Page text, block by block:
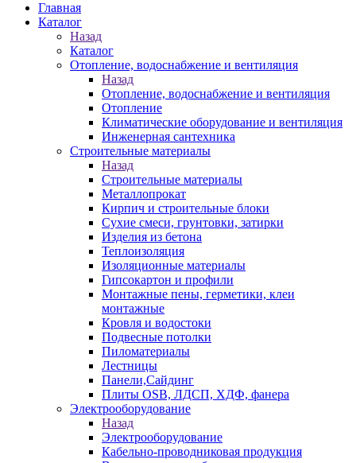
Главная
Каталог
Назад
Каталог
Отопление, водоснабжение и вентиляция
Назад
Отопление, водоснабжение и вентиляция
Отопление
Климатические оборудование и вентиляция
Инженерная сантехника
Строительные материалы
Назад
Строительные материалы
Металлопрокат
Кирпич и строительные блоки
Сухие смеси, грунтовки, затирки
Изделия из бетона
Теплоизоляция
Изоляционные материалы
Гипсокартон и профили
Монтажные пены, герметики, клеи
монтажные
Кровля и водостоки
Подвесные потолки
Пиломатериалы
Лестницы
Панели,Сайдинг
Плиты OSB, ЛДСП, ХДФ, фанера
Электрооборудование
Назад
Электрооборудование
Кабельно-проводниковая продукция